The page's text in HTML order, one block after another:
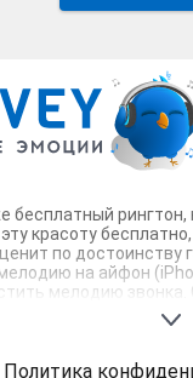
бесплатный
красоту
по
на айфон
мелодию
Политика